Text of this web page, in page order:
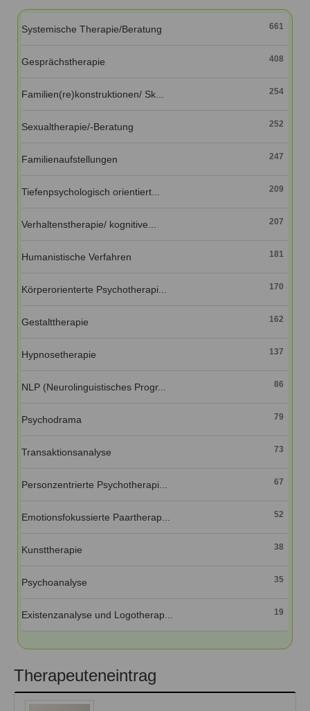
Veranstaltungen
Ausbildungsinstitute
Fortbildungen
Anmelden
Systemische Therapie/Beratung 661
Gesprächstherapie 408
Familien(re)konstruktionen/ Sk... 254
Sexualtherapie/-Beratung 252
Familienaufstellungen 247
Tiefenpsychologisch orientiert... 209
Verhaltenstherapie/ kognitive... 207
Humanistische Verfahren 181
Körperorienterte Psychotherapi... 170
Gestalttherapie 162
Hypnosetherapie 137
NLP (Neurolinguistisches Progr... 86
Psychodrama 79
Transaktionsanalyse 73
Personzentrierte Psychotherapi... 67
Emotionsfokussierte Paartherap... 52
Kunsttherapie 38
Psychoanalyse 35
Existenzanalyse und Logotherap... 19
Therapeuteneintrag